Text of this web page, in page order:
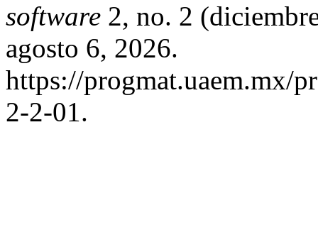
software 2, no. 2
agosto 6, 2026.
https://progmat.uaem.mx/
2-2-01.